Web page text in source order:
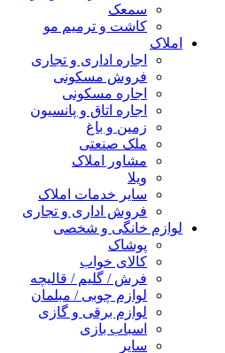
سمعک
کاشت و ترمیم مو
املاک
اجاره اداری و تجاری
فروش مسکونی
اجاره مسکونی
اجاره اتاق و پانسیون
زمین و باغ
ملک صنعتی
مشاور املاک
ویلا
سایر خدمات املاک
فروش اداری و تجاری
لوازم خانگی و شخصی
پوشاک
کالای خواب
فرش / گلیم / قالیچه
لوازم چوبی / مبلمان
لوازم برقی و گازی
اسباب بازی
سایر